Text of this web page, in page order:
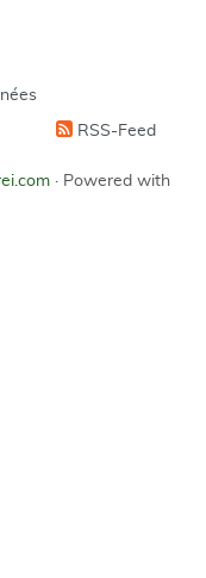
RSS-Feed
· Powered with